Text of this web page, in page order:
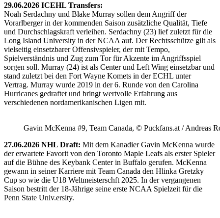
29.06.2026 ICEHL Transfers:
Noah Serdachny und Blake Murray sollen dem Angriff der
Vorarlberger in der kommenden Saison zusätzliche Qualität, Tiefe
und Durchschlagskraft verleihen. Serdachny (23) lief zuletzt für die
Long Island University in der NCAA auf. Der Rechtsschütze gilt als
vielseitig einsetzbarer Offensivspieler, der mit Tempo,
Spielverständnis und Zug zum Tor für Akzente im Angriffsspiel
sorgen soll. Murray (24) ist als Center und Left Wing einsetzbar und
stand zuletzt bei den Fort Wayne Komets in der ECHL unter
Vertrag. Murray wurde 2019 in der 6. Runde von den Carolina
Hurricanes gedraftet und bringt wertvolle Erfahrung aus
verschiedenen nordamerikanischen Ligen mit.
Gavin McKenna #9, Team Canada, © Puckfans.at / Andreas
27.06.2026 NHL Draft: Mit dem Kanadier Gavin McKenna wurde
der erwartete Favorit von den Toronto Maple Leafs als erster Spieler
auf die Bühne des Keybank Center in Buffalo gerufen. McKenna
gewann in seiner Karriere mit Team Canada den Hlinka Gretzky
Cup so wie die U18 Weltmeisterschft 2025. In der vergangenen
Saison bestritt der 18-Jährige seine erste NCAA Spielzeit für die
Penn State Univ.ersity.